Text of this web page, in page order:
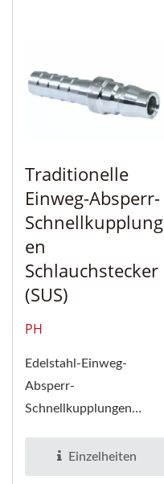
Traditionelle
Einweg-Absperr-
Schnellkupplung
En
Schlauchstecker
(SUS)
PH
Edelstahl-Einweg-
Absperr-
Schnellkupplungen
Schlauchstecker und
Stecker...
Einzelheiten